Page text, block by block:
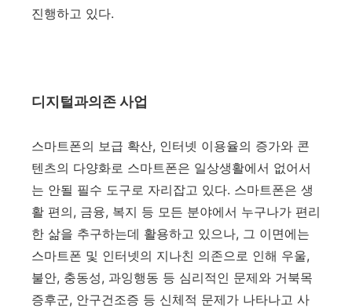
진행하고 있다.
디지털과의존 사업
스마트폰의 보급 확산, 인터넷 이용율의 증가와 콘
텐츠의 다양화로 스마트폰은 일상생활에서 없어서
는 안될 필수 도구로 자리잡고 있다. 스마트폰은 생
활 편의, 금융, 복지 등 모든 분야에서 누구나가 편리
한 삶을 추구하는데 활용하고 있으나, 그 이면에는
스마트폰 및 인터넷의 지나친 의존으로 인해 우울,
불안, 충동성, 과잉행동 등 심리적인 문제와 거북목
증후군, 안구건조증 등 신체적 문제가 나타나고 사